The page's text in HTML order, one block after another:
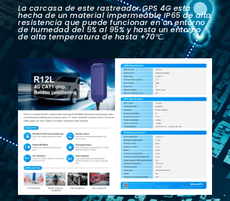
La carcasa de este rastreador GPS 4G está
hecha de un material impermeable IP65 de alta
resistencia que puede funcionar en un entorno
de humedad del 5% al 95% y hasta un entorno
de alta temperatura de hasta +70℃.